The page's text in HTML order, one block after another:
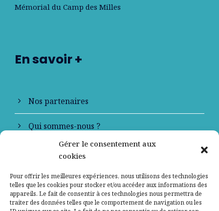
Gérer le consentement aux
cookies
Pour offrir les meilleures expériences, nous utilisons des technologies
telles que les cookies pour stocker et/ou accéder aux informations des
appareils. Le fait de consentir à ces technologies nous permettra de
traiter des données telles que le comportement de navigation ou les
Mémorial du Camp des Milles
En savoir +
Nos partenaires
Qui sommes-nous ?
Contactez-nous
Mentions légales
Politique de confidentialité